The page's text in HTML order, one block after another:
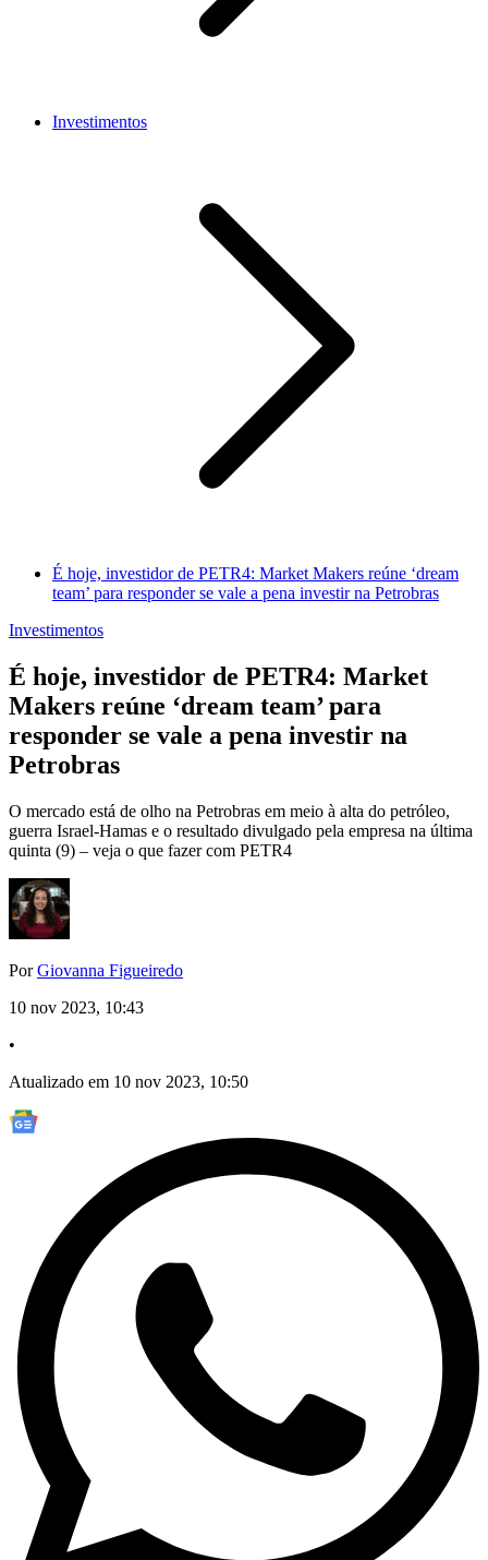
Investimentos
É hoje, investidor de PETR4: Market Makers reúne ‘dream
team’ para responder se vale a pena investir na Petrobras
Investimentos
É hoje, investidor de PETR4: Market
Makers reúne ‘dream team’ para
responder se vale a pena investir na
Petrobras
O mercado está de olho na Petrobras em meio à alta do petróleo,
guerra Israel-Hamas e o resultado divulgado pela empresa na última
quinta (9) – veja o que fazer com PETR4
PorGiovanna Figueiredo
10 nov 2023, 10:43
•
Atualizado em 10 nov 2023, 10:50